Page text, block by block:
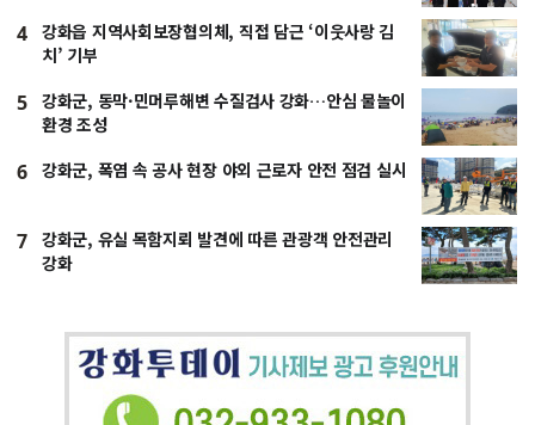
4
강화읍 지역사회보장협의체, 직접 담근 ‘이웃사랑 김
치’ 기부
5
강화군, 동막·민머루해변 수질검사 강화…안심 물놀이
환경 조성
6 강화군, 폭염 속 공사 현장 야외 근로자 안전 점검 실시
7
강화군, 유실 목함지뢰 발견에 따른 관광객 안전관리
강화